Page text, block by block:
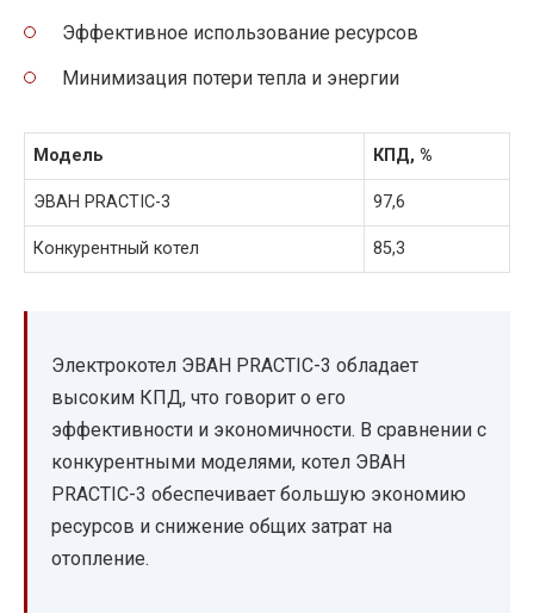
Эффективное использование ресурсов
Минимизация потери тепла и энергии
Модель КПД, %
ЭВАН PRACTIC-3 97,6
Конкурентный котел 85,3
Электрокотел ЭВАН PRACTIC-3 обладает
высоким КПД, что говорит о его
эффективности и экономичности. В сравнении с
конкурентными моделями, котел ЭВАН
PRACTIC-3 обеспечивает большую экономию
ресурсов и снижение общих затрат на
отопление.